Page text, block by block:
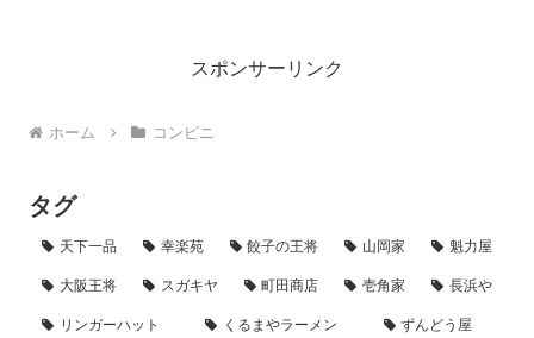
スポンサーリンク
ホーム コンビニ
タグ
天下一品 幸楽苑 餃子の王将 山岡家 魁力屋
大阪王将 スガキヤ 町田商店 壱角家 長浜や
リンガーハット くるまやラーメン ずんどう屋